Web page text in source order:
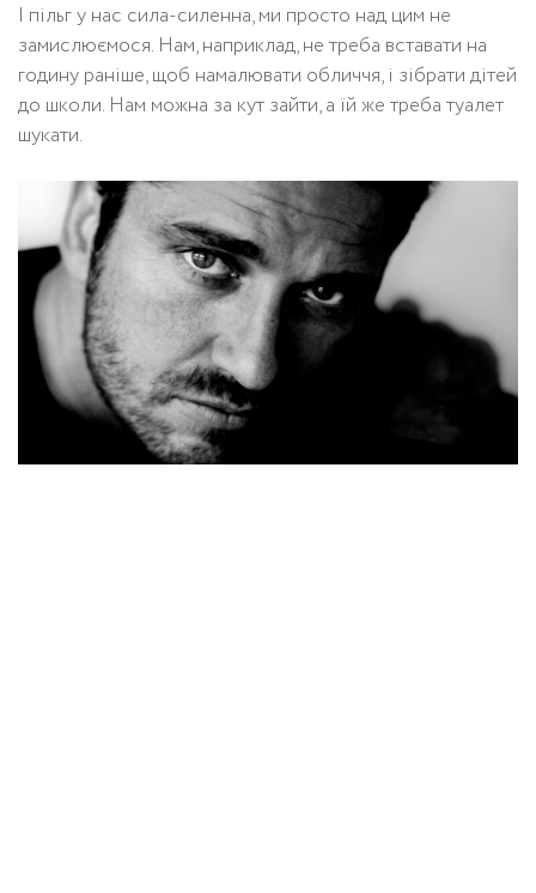
І пільг у нас сила-силенна, ми просто над цим не
замислюємося. Нам, наприклад, не треба вставати на
годину раніше, щоб намалювати обличчя, і зібрати дітей
до школи. Нам можна за кут зайти, а їй же треба туалет
шукати.